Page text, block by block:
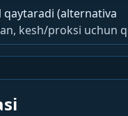
qaytaradi (alternativa
kesh/proksi uchun